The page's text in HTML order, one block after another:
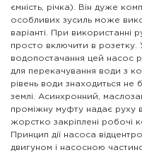
ємність, річка). Він дуже
особливих зусиль може
варіанті. При
просто включити в розетку.
водопостачання цей насос
для перекачування води з
рівень води знаходиться не
землі. Асинхронний,
проміжну муфту надає руху
жорстко закріплені робочі
Принцип дії насоса
двигуном і насосною